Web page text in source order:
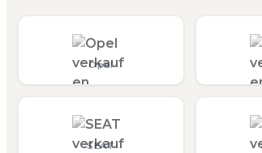
Opel
SEAT